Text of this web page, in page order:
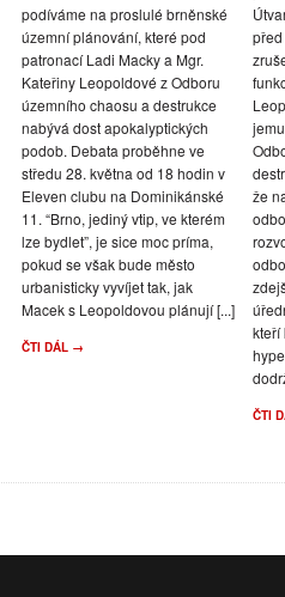
podíváme na proslulé brněnské
územní plánování, které pod
patronací Ladi Macky a Mgr.
Kateřiny Leopoldové z Odboru
územního chaosu a destrukce
nabývá dost apokalyptických
podob. Debata proběhne ve
středu 28. května od 18 hodin v
Eleven clubu na Dominikánské
11. “Brno, jediný vtip, ve kterém
lze bydlet”, je sice moc príma,
pokud se však bude město
urbanisticky vyvíjet tak, jak
Macek s Leopoldovou plánují [...]
ČTI DÁL →
že
kteří
ČTI